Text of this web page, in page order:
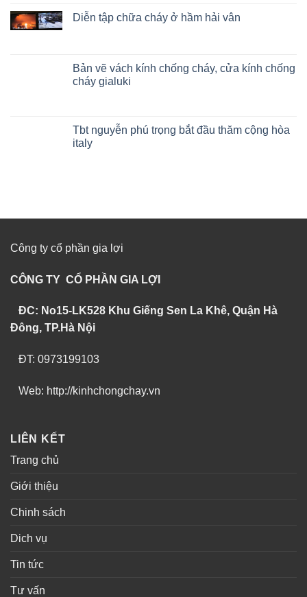
Diễn tập chữa cháy ở hầm hải vân
Bản vẽ vách kính chống cháy, cửa kính chống
cháy gialuki
Tbt nguyễn phú trọng bắt đầu thăm cộng hòa
italy
Công ty cổ phần gia lợi
CÔNG TY CỔ PHẦN GIA LỢI
ĐC: No15-LK528 Khu Giếng Sen La Khê, Quận Hà
Đông, TP.Hà Nội
ĐT: 0973199103
Web: http://kinhchongchay.vn
LIÊN KẾT
Trang chủ
Giới thiệu
Chinh sách
Dich vụ
Tin tức
Tư vấn